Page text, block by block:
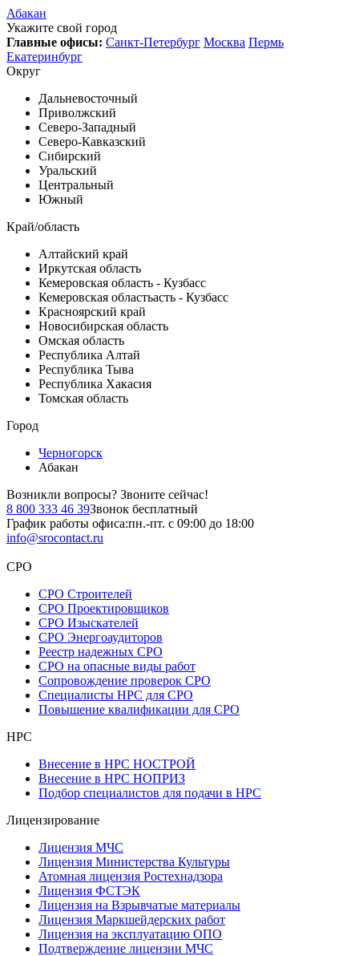
Абакан
Укажите свой город
Главные офисы: Санкт-Петербург Москва Пермь
Екатеринбург
Округ
Дальневосточный
Приволжский
Северо-Западный
Северо-Кавказский
Сибирский
Уральский
Центральный
Южный
Край/область
Алтайский край
Иркутская область
Кемеровская область - Кузбасс
Кемеровская областьасть - Кузбасс
Красноярский край
Новосибирская область
Омская область
Республика Алтай
Республика Тыва
Республика Хакасия
Томская область
Город
Черногорск
Абакан
Возникли вопросы? Звоните сейчас!
8 800 333 46 39Звонок бесплатный
График работы офиса:пн.-пт. с 09:00 до 18:00
info@srocontact.ru
СРО
СРО Строителей
СРО Проектировщиков
СРО Изыскателей
СРО Энергоаудиторов
Реестр надежных СРО
СРО на опасные виды работ
Сопровождение проверок СРО
Специалисты НРС для СРО
Повышение квалификации для СРО
НРС
Внесение в НРС НОСТРОЙ
Внесение в НРС НОПРИЗ
Подбор специалистов для подачи в НРС
Лицензирование
Лицензия МЧС
Лицензия Министерства Культуры
Атомная лицензия Ростехнадзора
Лицензия ФСТЭК
Лицензия на Взрывчатые материалы
Лицензия Маркшейдерских работ
Лицензия на эксплуатацию ОПО
Подтверждение лицензии МЧС